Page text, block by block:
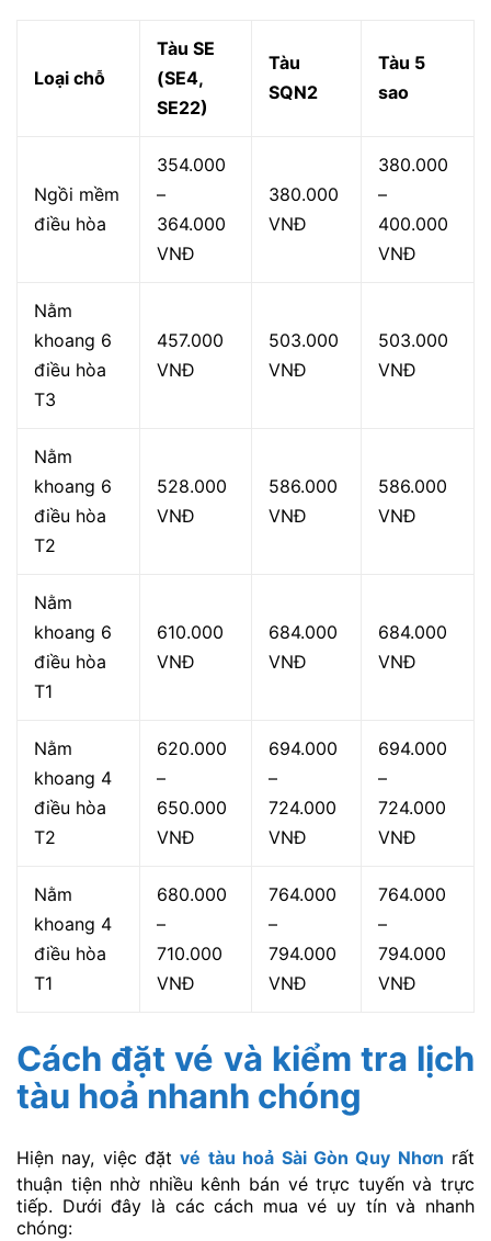
Loại chỗ
Tàu SE
(SE4,
SE22)
Tàu
SQN2
Tàu 5
sao
Ngồi mềm
điều hòa
354.000
–
364.000
VNĐ
380.000
VNĐ
380.000
–
400.000
VNĐ
Nằm
khoang 6
điều hòa
T3
457.000
VNĐ
503.000
VNĐ
503.000
VNĐ
Nằm
khoang 6
điều hòa
T2
528.000
VNĐ
586.000
VNĐ
586.000
VNĐ
Nằm
khoang 6
điều hòa
T1
610.000
VNĐ
684.000
VNĐ
684.000
VNĐ
Nằm
khoang 4
điều hòa
T2
620.000
–
650.000
VNĐ
694.000
–
724.000
VNĐ
694.000
–
724.000
VNĐ
Nằm
khoang 4
điều hòa
T1
680.000
–
710.000
VNĐ
764.000
–
794.000
VNĐ
764.000
–
794.000
VNĐ
Cách đặt vé và kiểm tra lịch
tàu hoả nhanh chóng
Hiện nay, việc đặtvé tàu hoả Sài Gòn Quy Nhơn rất
thuận tiện nhờ nhiều kênh bán vé trực tuyến và trực
tiếp. Dưới đây là các cách mua vé uy tín và nhanh
chóng: